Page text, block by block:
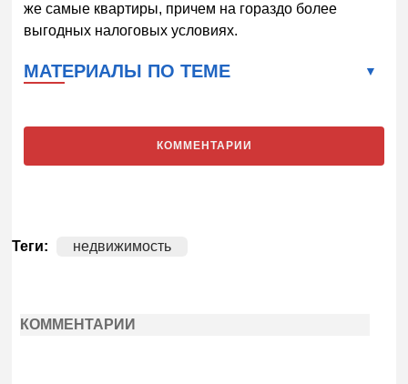
же самые квартиры, причем на гораздо более
выгодных налоговых условиях.
МАТЕРИАЛЫ ПО ТЕМЕ
КОММЕНТАРИИ
Теги: недвижимость
КОММЕНТАРИИ